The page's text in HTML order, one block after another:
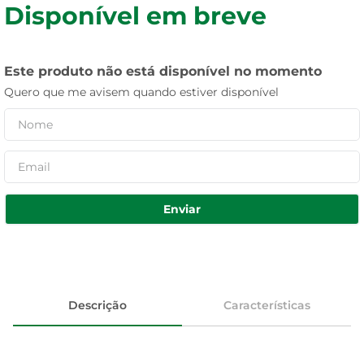
Disponível em breve
Este produto não está disponível no momento
Quero que me avisem quando estiver disponível
Enviar
Descrição Características